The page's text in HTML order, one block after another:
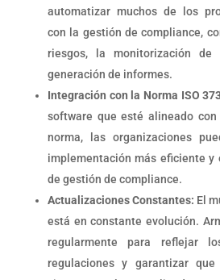
automatizar muchos de los
con la gestión de compliance,
riesgos, la monitorización de
generación de informes.
Integración con la Norma ISO
software que esté alineado
norma, las organizaciones
implementación más eficiente y
de gestión de compliance.
Actualizaciones Constantes: El
está en constante evolución.
regularmente para reflejar
regulaciones y garantizar